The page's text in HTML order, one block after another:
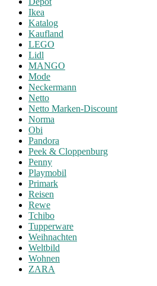
Ikea
Katalog
Kaufland
LEGO
Lidl
MANGO
Mode
Neckermann
Netto
Netto Marken-Discount
Norma
Obi
Pandora
Peek & Cloppenburg
Penny
Playmobil
Primark
Reisen
Rewe
Tchibo
Tupperware
Weihnachten
Weltbild
Wohnen
ZARA